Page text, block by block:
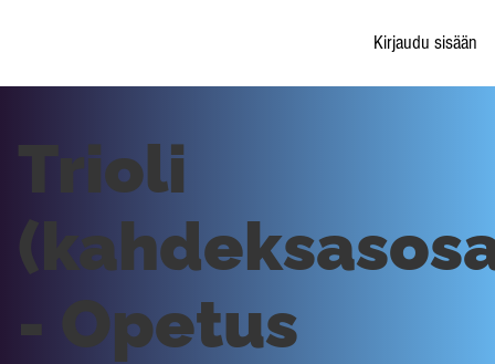
Kirjaudu sisään
Trioli
- Opetus